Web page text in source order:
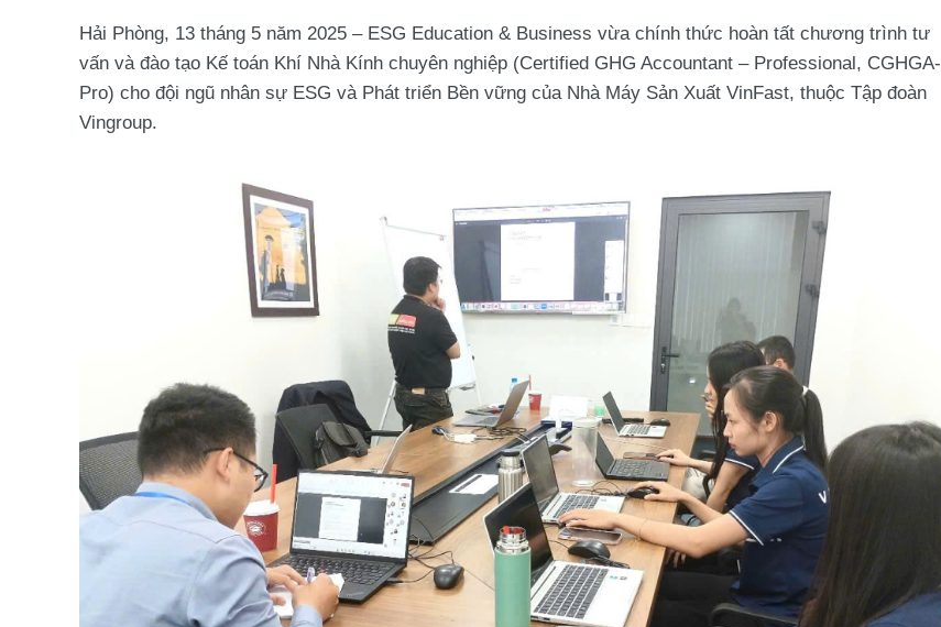
Hải Phòng, 13 tháng 5 năm 2025 – ESG Education & Business vừa chính thức hoàn tất chương trình tư
vấn và đào tạo Kế toán Khí Nhà Kính chuyên nghiệp (Certified GHG Accountant – Professional, CGHGA-
Pro) cho đội ngũ nhân sự ESG và Phát triển Bền vững của Nhà Máy Sản Xuất VinFast, thuộc Tập đoàn
Vingroup.